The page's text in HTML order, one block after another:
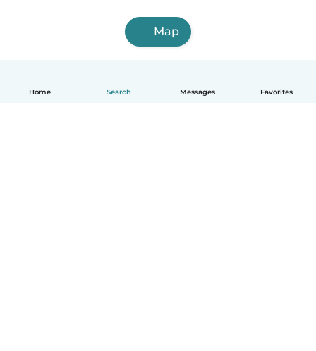
Home Search Messages Favorites
Map